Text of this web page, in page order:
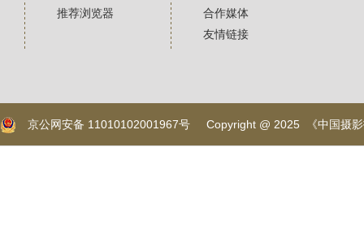
推荐浏览器
合作媒体
友情链接
京公网安备 11010102001967号 Copyright @ 2025 《中国摄